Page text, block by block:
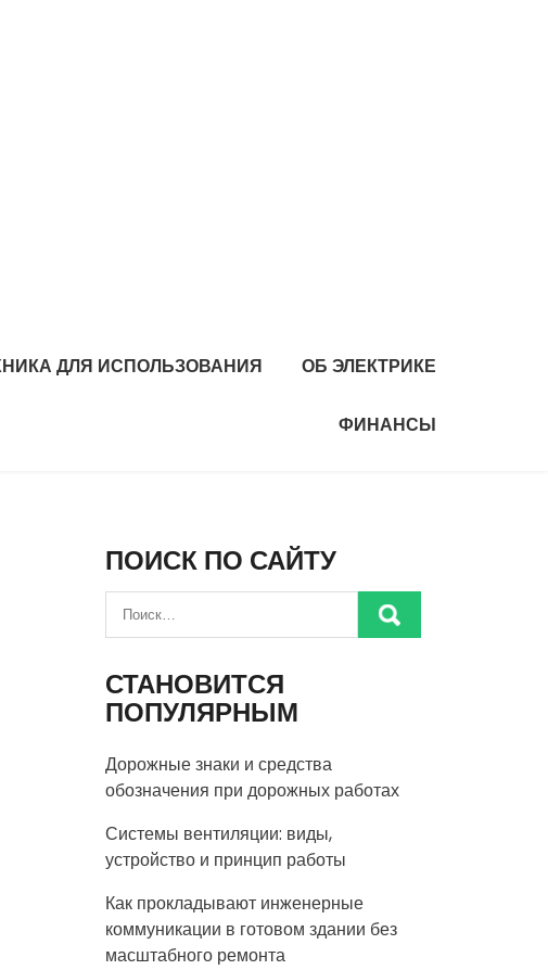
ДЛЯ ИСПОЛЬЗОВАНИЯ ОБ ЭЛЕКТРИКЕ
ФИНАНСЫ
ПОИСК ПО САЙТУ
СТАНОВИТСЯ
ПОПУЛЯРНЫМ
Дорожные знаки и средства
обозначения при дорожных работах
Системы вентиляции: виды,
устройство и принцип работы
Как прокладывают инженерные
коммуникации в готовом здании без
масштабного ремонта